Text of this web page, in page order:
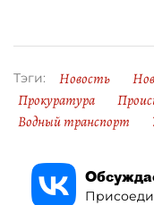
Тэги: Новость
Прокуратура
Водный транспорт